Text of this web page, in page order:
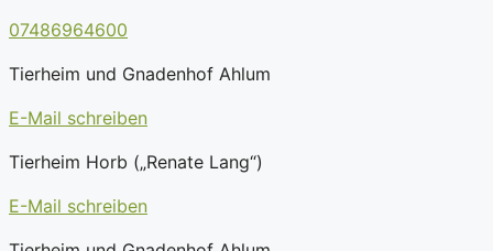
07486964600
Tierheim und Gnadenhof Ahlum
E-Mail schreiben
Tierheim Horb („Renate Lang“)
E-Mail schreiben